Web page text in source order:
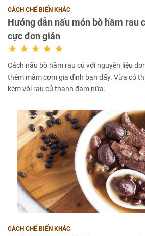
CÁCH CHẾ BIẾN KHÁC
Hướng dẫn nấu món bò hầm rau
cực đơn giản
Cách nấu bò hầm rau củ với nguyên liệu
thêm mâm cơm gia đình bạn đấy. Vừa có
kèm với rau củ thanh đạm nữa.
CÁCH CHẾ BIẾN KHÁC